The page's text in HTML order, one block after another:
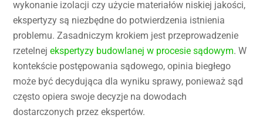
wykonanie izolacji czy użycie materiałów niskiej jakości,
ekspertyzy są niezbędne do potwierdzenia istnienia
problemu. Zasadniczym krokiem jest przeprowadzenie
rzetelnejekspertyzy budowlanej w procesie sądowym. W
kontekście postępowania sądowego, opinia biegłego
może być decydująca dla wyniku sprawy, ponieważ sąd
często opiera swoje decyzje na dowodach
dostarczonych przez ekspertów.